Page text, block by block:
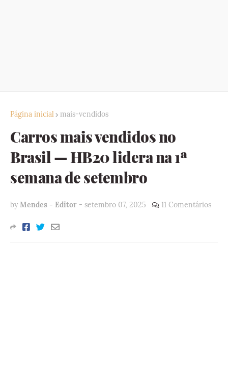
Página inicial mais-vendidos
Carros mais vendidos no
Brasil — HB20 lidera na 1ª
semana de setembro
by Mendes - Editor - setembro 07, 2025 11 Comentários